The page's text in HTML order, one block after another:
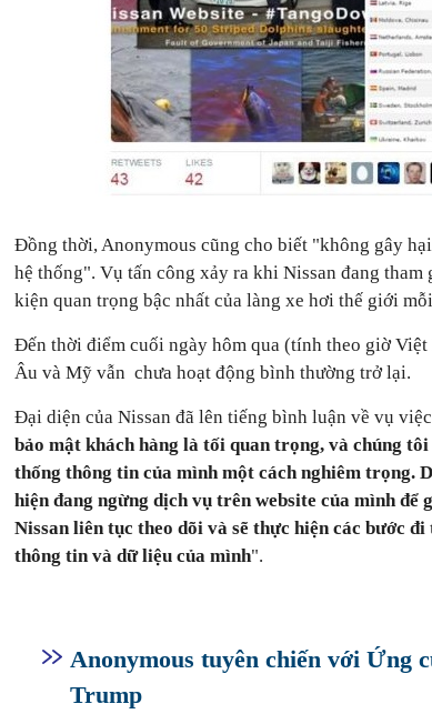
Đồng thời, Anonymous cũng cho biết "không gây
hệ thống". Vụ tấn công xảy ra khi Nissan đang
kiện quan trọng bậc nhất của làng xe hơi thế giới
Đến thời điểm cuối ngày hôm qua (tính theo giờ Việt
Âu và Mỹ vẫn chưa hoạt động bình thường trở lại.
Đại diện của Nissan đã lên tiếng bình luận về vụ
bảo mật khách hàng là tối quan trọng, và chúng
thống thông tin của mình một cách nghiêm trọng.
hiện đang ngừng dịch vụ trên website của mình
Nissan liên tục theo dõi và sẽ thực hiện các bước
thông tin và dữ liệu của mình".
Anonymous tuyên chiến với Ứng
Trump